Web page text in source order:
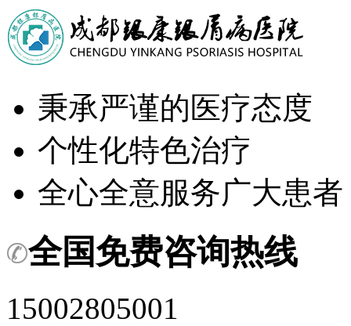
秉承严谨的医疗态度
个性化特色治疗
全心全意服务广大患者
全国免费咨询热线
15002805001